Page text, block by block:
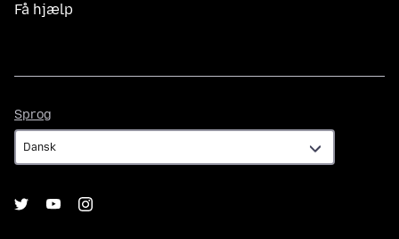
Få hjælp
Sprog